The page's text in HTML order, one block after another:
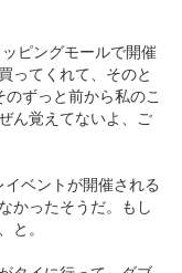
ピングモールで開催
ってくれて、そのと
ずっと前から私のこ
ん覚えてないよ、ご
ベントが開催される
かったそうだ。もし
と。